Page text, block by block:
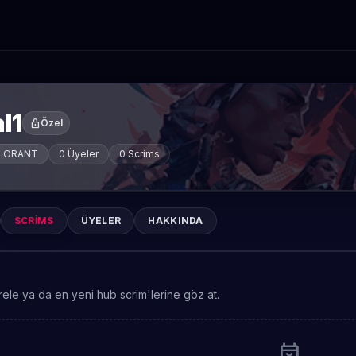
lock Özel
0 Üyeler 0 Scrims
SCRIMS ÜYELER HAKKINDA
ya da en yeni hub scrim'lerine göz at.